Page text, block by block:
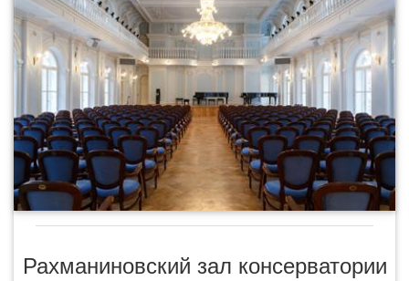
Рахманиновский зал консерватории